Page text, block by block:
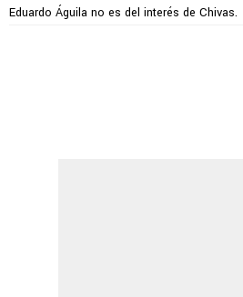
Eduardo Águila no es del interés de Chivas.